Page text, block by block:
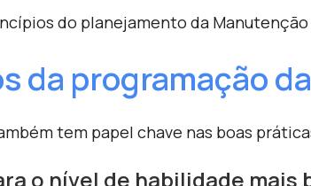
da programação
tem papel chave nas boas
o nível de habilidade mais